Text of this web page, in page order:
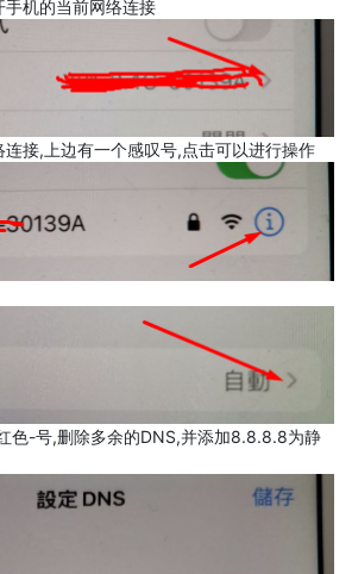
机的当前网络连接
接,上边有一个感叹号,点击可以进行操作
色-号,删除多余的DNS,并添加8.8.8.8为静